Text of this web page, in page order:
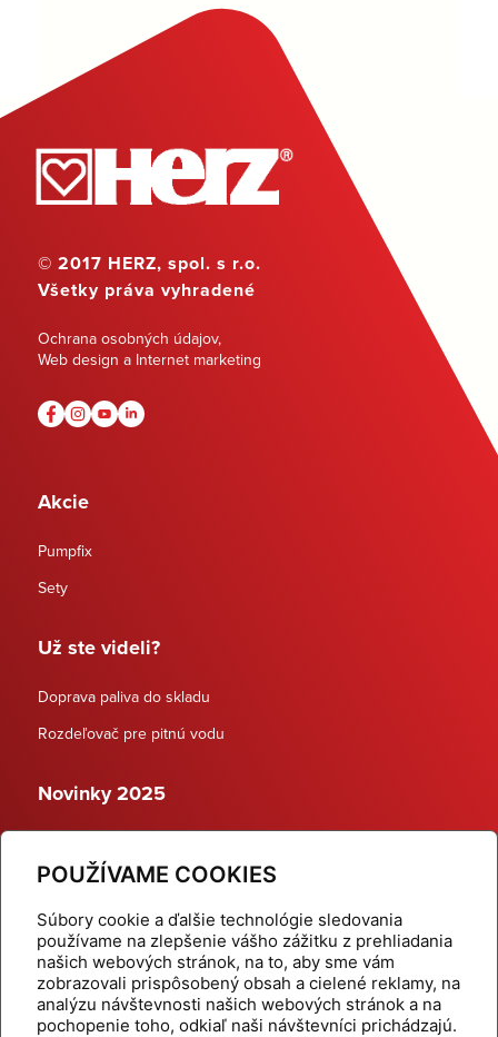
POUŽÍVAME COOKIES
Súbory cookie a ďalšie technológie sledovania
používame na zlepšenie vášho zážitku z prehliadania
našich webových stránok, na to, aby sme vám
zobrazovali prispôsobený obsah a cielené reklamy, na
analýzu návštevnosti našich webových stránok a na
pochopenie toho, odkiaľ naši návštevníci prichádzajú.
© 2017 HERZ, spol. s r.o.
Všetky práva vyhradené
Ochrana osobných údajov,
Web design a Internet marketing
Akcie
Pumpfix
Sety
Už ste videli?
Doprava paliva do skladu
Rozdeľovač pre pitnú vodu
Novinky 2025
Dynamické termostatické ventily
Domov
Produkty
Aktuality
Odber šikovné tipy